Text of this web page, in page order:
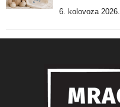
6. kolovoza 2026.